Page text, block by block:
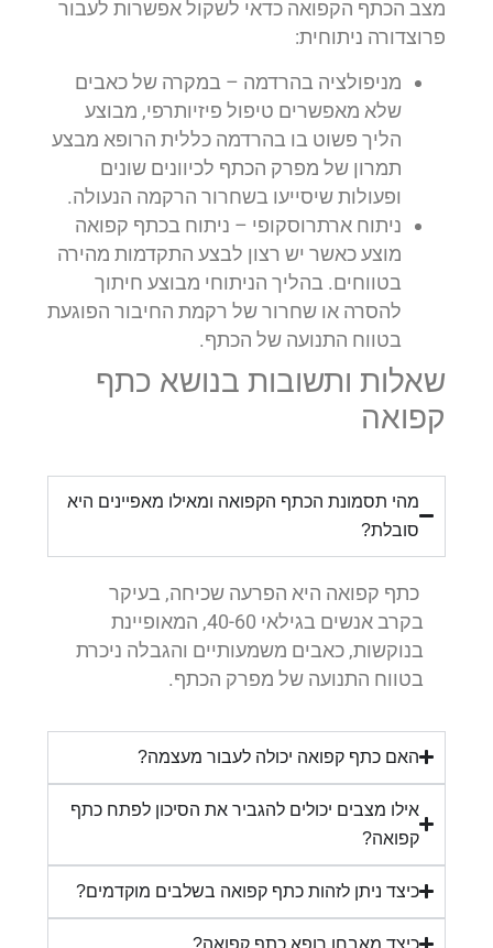
מצב הכתף הקפואה כדאי לשקול אפשרות לעבור
פרוצדורה ניתוחית:
מניפולציה בהרדמה – במקרה של כאבים
שלא מאפשרים טיפול פיזיותרפי, מבוצע
הליך פשוט בו בהרדמה כללית הרופא מבצע
תמרון של מפרק הכתף לכיוונים שונים
ופעולות שיסייעו בשחרור הרקמה הנעולה.
ניתוח ארתרוסקופי – ניתוח בכתף קפואה
מוצע כאשר יש רצון לבצע התקדמות מהירה
בטווחים. בהליך הניתוחי מבוצע חיתוך
להסרה או שחרור של רקמת החיבור הפוגעת
בטווח התנועה של הכתף.
שאלות ותשובות בנושא כתף
קפואה
מהי תסמונת הכתף הקפואה ומאילו מאפיינים היא
סובלת?
כתף קפואה היא הפרעה שכיחה, בעיקר
בקרב אנשים בגילאי 40-60, המאופיינת
בנוקשות, כאבים משמעותיים והגבלה ניכרת
בטווח התנועה של מפרק הכתף.
האם כתף קפואה יכולה לעבור מעצמה?
אילו מצבים יכולים להגביר את הסיכון לפתח כתף
קפואה?
כיצד ניתן לזהות כתף קפואה בשלבים מוקדמים?
כיצד מאבחן רופא כתף קפואה?